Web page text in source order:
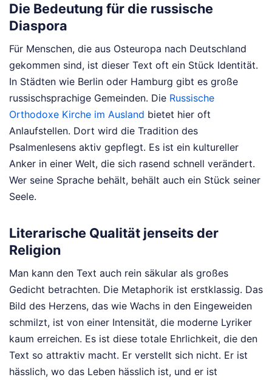
Die Bedeutung für die russische
Diaspora
Für Menschen, die aus Osteuropa nach Deutschland
gekommen sind, ist dieser Text oft ein Stück Identität.
In Städten wie Berlin oder Hamburg gibt es große
russischsprachige Gemeinden. Die Russische
Orthodoxe Kirche im Ausland bietet hier oft
Anlaufstellen. Dort wird die Tradition des
Psalmenlesens aktiv gepflegt. Es ist ein kultureller
Anker in einer Welt, die sich rasend schnell verändert.
Wer seine Sprache behält, behält auch ein Stück seiner
Seele.
Literarische Qualität jenseits der
Religion
Man kann den Text auch rein säkular als großes
Gedicht betrachten. Die Metaphorik ist erstklassig. Das
Bild des Herzens, das wie Wachs in den Eingeweiden
schmilzt, ist von einer Intensität, die moderne Lyriker
kaum erreichen. Es ist diese totale Ehrlichkeit, die den
Text so attraktiv macht. Er verstellt sich nicht. Er ist
hässlich, wo das Leben hässlich ist, und er ist